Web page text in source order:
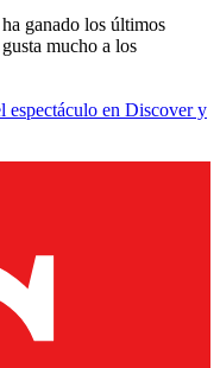
ganado los últimos
mucho a los
espectáculo en Discover y